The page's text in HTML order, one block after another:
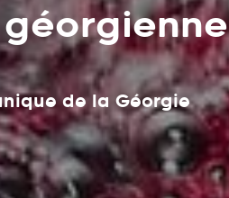
de la Géorgie